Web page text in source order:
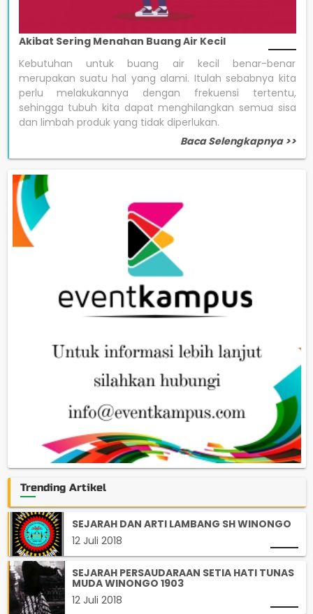
Akibat Sering Menahan Buang Air Kecil
Kebutuhan untuk buang air kecil benar-benar
merupakan suatu hal yang alami. Itulah sebabnya kita
perlu melakukannya dengan frekuensi tertentu,
sehingga tubuh kita dapat menghilangkan semua sisa
dan limbah produk yang tidak diperlukan.
Baca Selengkapnya >>
Trending Artikel
SEJARAH DAN ARTI LAMBANG SH WINONGO
12 Juli 2018
SEJARAH PERSAUDARAAN SETIA HATI TUNAS
MUDA WINONGO 1903
12 Juli 2018